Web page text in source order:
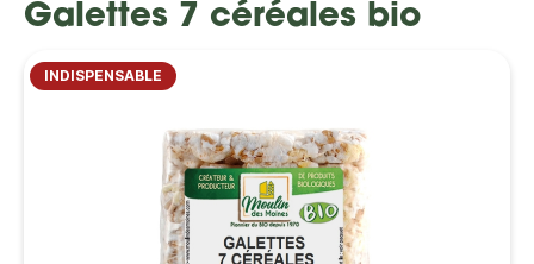
Galettes 7 céréales bio
INDISPENSABLE